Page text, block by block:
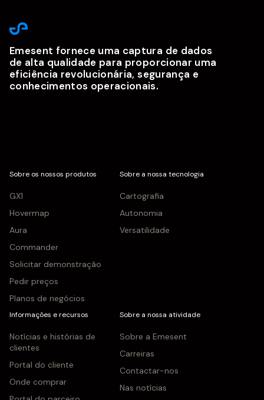
Emesent fornece uma captura de dados
de alta qualidade para proporcionar uma
eficiência revolucionária, segurança e
conhecimentos operacionais.
Sobre os nossos produtos
GX1
Hovermap
Aura
Commander
Solicitar demonstração
Pedir preços
Planos de negócios
Sobre a nossa tecnologia
Cartografia
Autonomia
Versatilidade
Informações e recursos
Notícias e histórias de
clientes
Portal do cliente
Onde comprar
Sobre a nossa atividade
Sobre a Emesent
Carreiras
Contactar-nos
Nas notícias